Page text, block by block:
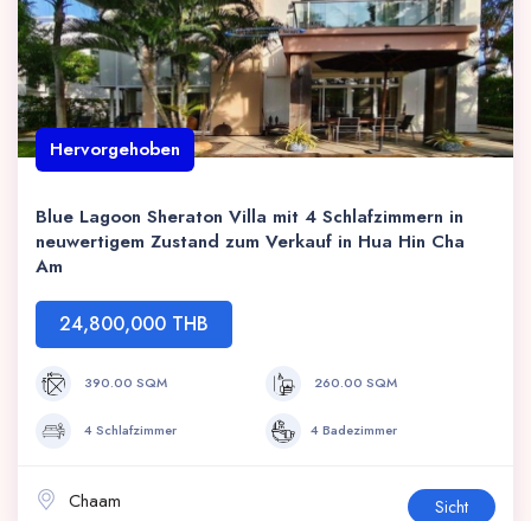
Hervorgehoben
Blue Lagoon Sheraton Villa mit 4 Schlafzimmern in
neuwertigem Zustand zum Verkauf in Hua Hin Cha
Am
24,800,000 THB
390.00 SQM 260.00 SQM
4 Schlafzimmer 4 Badezimmer
Chaam Sicht